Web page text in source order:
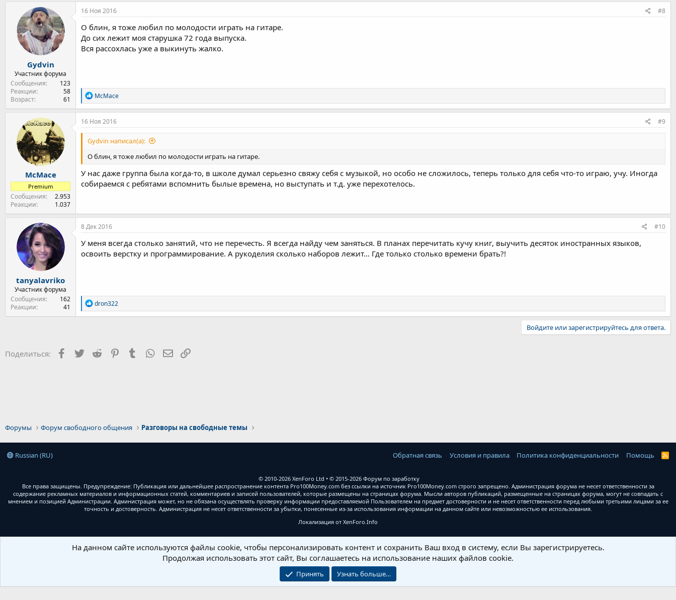
Gydvin
Участник форума
Сообщения
123
Реакции
58
Возраст
61
16 Ноя 2016 #8
О блин, я тоже любил по молодости играть на гитаре.
До сих лежит моя старушка 72 года выпуска.
Вся рассохлась уже а выкинуть жалко.
Р
е
а
к
и
McMace
McMace
Premium
Сообщения
2.953
Реакции
1.037
16 Ноя 2016 #9
Gydvin написал(а):
О блин, я тоже любил по молодости играть на гитаре.
У нас даже группа была когда-то, в школе думал серьезно свяжу себя с музыкой, но особо не сложилось, теперь только для себя что-то играю, учу. Иногда
собираемся с ребятами вспомнить былые времена, но выступать и т.д. уже перехотелось.
tanyalavriko
Участник форума
Сообщения
162
Реакции
41
8 Дек 2016 #10
У меня всегда столько занятий, что не перечесть. Я всегда найду чем заняться. В планах перечитать кучу книг, выучить десяток иностранных языков,
освоить верстку и программирование. А рукоделия сколько наборов лежит... Где только столько времени брать?!
Р
е
а
и
:
dron322
Войдите или зарегистрируйтесь для ответа.
Поделиться: Facebook
Twitter Reddit PinterestTumblrWhatsAppЭлектронная почта
Форумы Форум свободного общения Разговоры на свободные темы
Russian (RU) Обратная связь Условия и правила Политика конфиденциальности Помощь
R
© 2010-2026 XenForo Ltd
© 2015-2026 Форум по заработку
Все права защищены. Предупреждение: Публикация или дальнейшее распространение контента Pro100Money.com без ссылки на источник Pro100Money.com строго запрещено. Администрация форума не несет ответственности за
содержание рекламных материалов и информационных статей, комментариев и записей пользователей, которые размещены на страницах форума. Мысли авторов публикаций, размещенные на страницах форума, могут не совпадать с
мнением и позицией Администрации. Администрация может, но не обязана осуществлять проверку информации предоставляемой Пользователем на предмет достоверности и не несет ответственности перед любыми третьими лицами за ее
точность и достоверность. Администрация не несет ответственности за убытки, понесенные из-за использования информации на данном сайте или невозможностью ее использования.
Локализация от XenForo.Info
На данном сайте используются файлы cookie, чтобы персонализировать контент и сохранить Ваш вход в систему, если Вы зарегистрируетесь.
Продолжая использовать этот сайт, Вы соглашаетесь на использование наших файлов cookie.
Принять Узнать больше…